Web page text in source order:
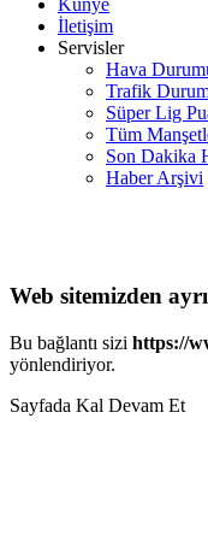
İletişim
Servisler
Hava
Trafik
Süper Lig
Tüm
Son Dakika
Haber Arşivi
Web sitemizden
Bu bağlantı sizi https://
yönlendiriyor.
Sayfada Kal Devam Et